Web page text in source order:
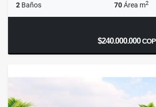
2 Baños 70Área m2
$240.000.000COP